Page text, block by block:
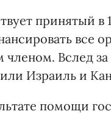
принятый в
все
членом. Вслед
Израиль и
помощи